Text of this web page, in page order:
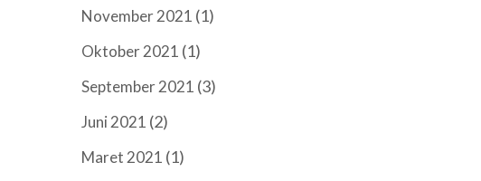
November 2021 (1)
Oktober 2021 (1)
September 2021 (3)
Juni 2021 (2)
Maret 2021 (1)